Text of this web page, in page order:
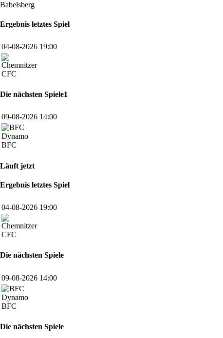
Babelsberg
Ergebnis letztes Spiel
04-08-2026 19:00
CFC
Die nächsten Spiele1
09-08-2026 14:00
BFC
Läuft jetzt
Ergebnis letztes Spiel
04-08-2026 19:00
CFC
Die nächsten Spiele
09-08-2026 14:00
BFC
Die nächsten Spiele